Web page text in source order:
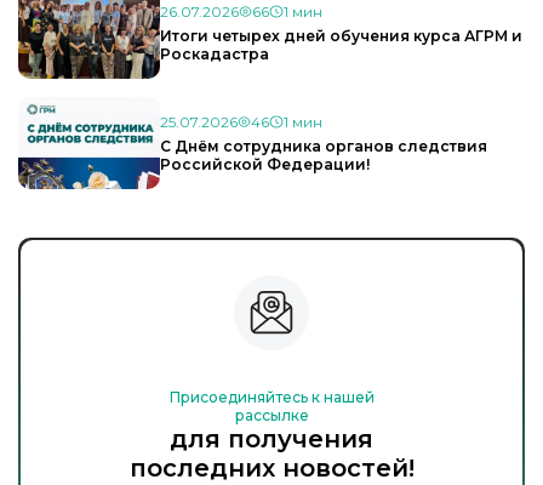
26.07.2026 66
1 мин
Итоги четырех дней обучения курса АГРМ и
Роскадастра
25.07.2026 46
1 мин
С Днём сотрудника органов следствия
Российской Федерации!
Присоединяйтесь к нашей
рассылке
для получения
последних новостей!